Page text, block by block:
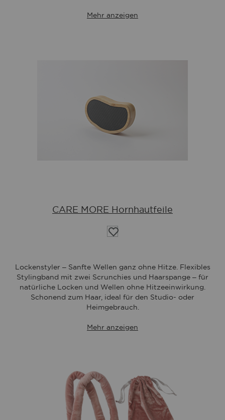
Mehr anzeigen
CARE MORE Hornhautfeile
Auf
die
Lockenstyler – Sanfte Wellen ganz ohne Hitze. Flexibles
Stylingband mit zwei Scrunchies und Haarspange – für
natürliche Locken und Wellen ohne Hitzeeinwirkung.
Schonend zum Haar, ideal für den Studio- oder
Heimgebrauch.
Mehr anzeigen